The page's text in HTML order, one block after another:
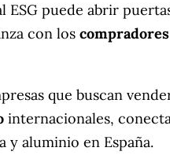
ESG puede abrir
con los
que buscan
internacionales,
y aluminio en España.